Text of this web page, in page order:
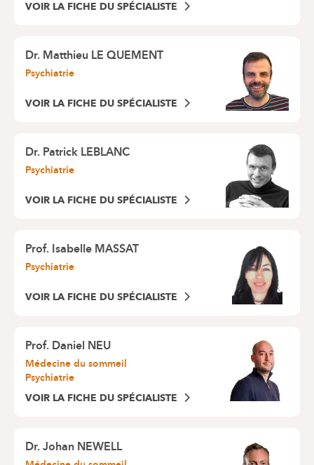
VOIR LA FICHE DU SPÉCIALISTE
Dr.Matthieu LE QUEMENT
Psychiatrie
VOIR LA FICHE DU SPÉCIALISTE
Dr.Patrick LEBLANC
Psychiatrie
VOIR LA FICHE DU SPÉCIALISTE
Prof.Isabelle MASSAT
Psychiatrie
VOIR LA FICHE DU SPÉCIALISTE
Prof.Daniel NEU
Médecine du sommeil
Psychiatrie
VOIR LA FICHE DU SPÉCIALISTE
Dr.Johan NEWELL